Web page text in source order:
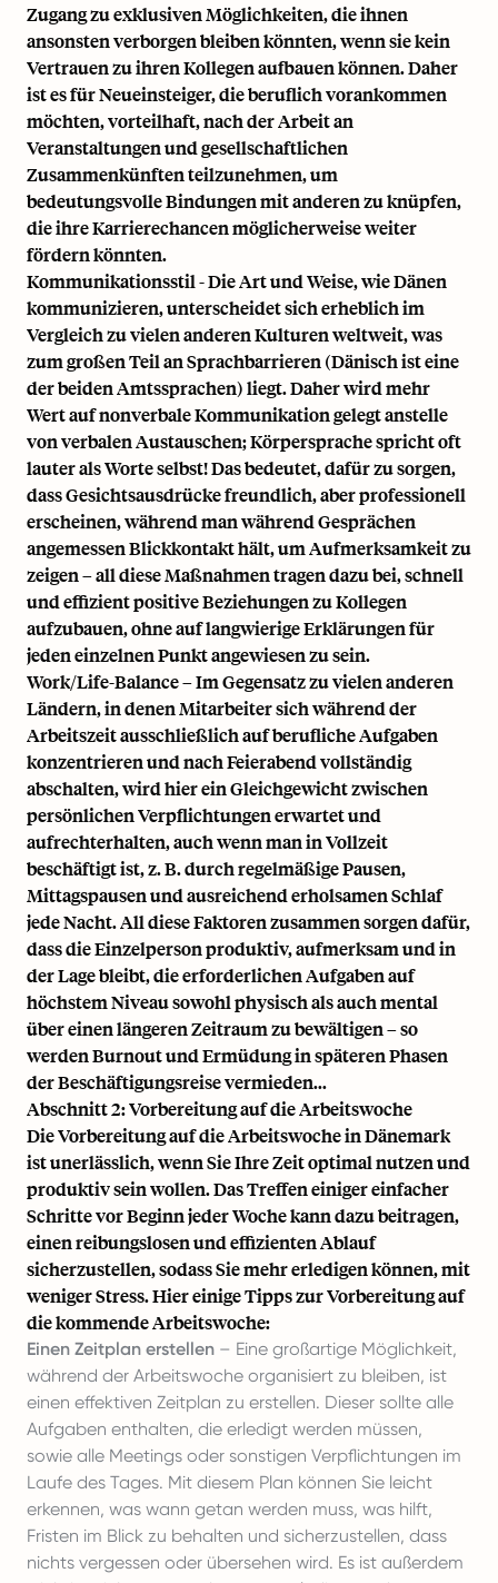
Zugang zu exklusiven Möglichkeiten, die ihnen
ansonsten verborgen bleiben könnten, wenn sie kein
Vertrauen zu ihren Kollegen aufbauen können. Daher
ist es für Neueinsteiger, die beruflich vorankommen
möchten, vorteilhaft, nach der Arbeit an
Veranstaltungen und gesellschaftlichen
Zusammenkünften teilzunehmen, um
bedeutungsvolle Bindungen mit anderen zu knüpfen,
die ihre Karrierechancen möglicherweise weiter
fördern könnten.
Kommunikationsstil - Die Art und Weise, wie Dänen
kommunizieren, unterscheidet sich erheblich im
Vergleich zu vielen anderen Kulturen weltweit, was
zum großen Teil an Sprachbarrieren (Dänisch ist eine
der beiden Amtssprachen) liegt. Daher wird mehr
Wert auf nonverbale Kommunikation gelegt anstelle
von verbalen Austauschen; Körpersprache spricht oft
lauter als Worte selbst! Das bedeutet, dafür zu sorgen,
dass Gesichtsausdrücke freundlich, aber professionell
erscheinen, während man während Gesprächen
angemessen Blickkontakt hält, um Aufmerksamkeit zu
zeigen – all diese Maßnahmen tragen dazu bei, schnell
und effizient positive Beziehungen zu Kollegen
aufzubauen, ohne auf langwierige Erklärungen für
jeden einzelnen Punkt angewiesen zu sein.
Work/Life-Balance – Im Gegensatz zu vielen anderen
Ländern, in denen Mitarbeiter sich während der
Arbeitszeit ausschließlich auf berufliche Aufgaben
konzentrieren und nach Feierabend vollständig
abschalten, wird hier ein Gleichgewicht zwischen
persönlichen Verpflichtungen erwartet und
aufrechterhalten, auch wenn man in Vollzeit
beschäftigt ist, z. B. durch regelmäßige Pausen,
Mittagspausen und ausreichend erholsamen Schlaf
jede Nacht. All diese Faktoren zusammen sorgen dafür,
dass die Einzelperson produktiv, aufmerksam und in
der Lage bleibt, die erforderlichen Aufgaben auf
höchstem Niveau sowohl physisch als auch mental
über einen längeren Zeitraum zu bewältigen – so
werden Burnout und Ermüdung in späteren Phasen
der Beschäftigungsreise vermieden...
Abschnitt 2: Vorbereitung auf die Arbeitswoche
Die Vorbereitung auf die Arbeitswoche in Dänemark
ist unerlässlich, wenn Sie Ihre Zeit optimal nutzen und
produktiv sein wollen. Das Treffen einiger einfacher
Schritte vor Beginn jeder Woche kann dazu beitragen,
einen reibungslosen und effizienten Ablauf
sicherzustellen, sodass Sie mehr erledigen können, mit
weniger Stress. Hier einige Tipps zur Vorbereitung auf
die kommende Arbeitswoche:
Einen Zeitplan erstellen – Eine großartige Möglichkeit,
während der Arbeitswoche organisiert zu bleiben, ist
einen effektiven Zeitplan zu erstellen. Dieser sollte alle
Aufgaben enthalten, die erledigt werden müssen,
sowie alle Meetings oder sonstigen Verpflichtungen im
Laufe des Tages. Mit diesem Plan können Sie leicht
erkennen, was wann getan werden muss, was hilft,
Fristen im Blick zu behalten und sicherzustellen, dass
nichts vergessen oder übersehen wird. Es ist außerdem